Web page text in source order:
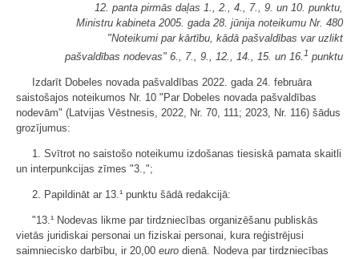
12. panta pirmās daļas 1., 2., 4., 7., 9. un 10. punktu,
Ministru kabineta 2005. gada 28. jūnija noteikumu Nr. 480
"Noteikumi par kārtību, kādā pašvaldības var uzlikt
pašvaldības nodevas" 6., 7., 9., 12., 14., 15. un 16. 1 punktu
Izdarīt Dobeles novada pašvaldības 2022. gada 24. februāra
saistošajos noteikumos Nr. 10 "Par Dobeles novada pašvaldības
nodevām" (Latvijas Vēstnesis, 2022, Nr. 70, 111; 2023, Nr. 116) šādus
grozījumus:
1. Svītrot no saistošo noteikumu izdošanas tiesiskā pamata skaitli
un interpunkcijas zīmes "3.,";
2. Papildināt ar 13.¹ punktu šādā redakcijā:
"13.¹ Nodevas likme par tirdzniecības organizēšanu publiskās
vietās juridiskai personai un fiziskai personai, kura reģistrējusi
saimniecisko darbību, ir 20,00 euro dienā. Nodeva par tirdzniecības